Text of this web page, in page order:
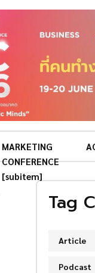
MARKETING
CONFERENCE
[subitem]
Tag
Article
Podcast